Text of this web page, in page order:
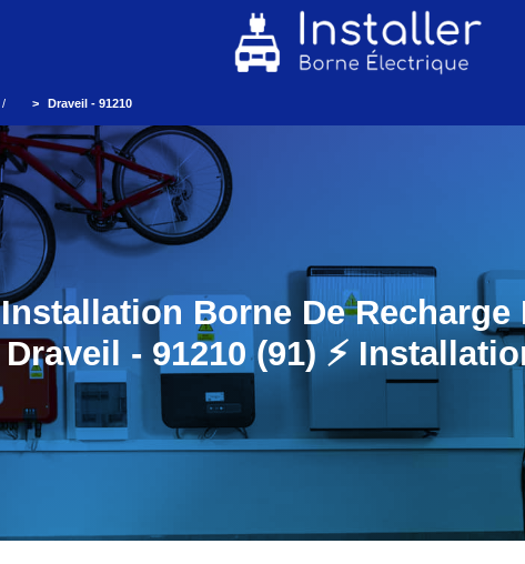
Draveil - 91210
Installation Borne De Recharge
Draveil - 91210 (91) ⚡️